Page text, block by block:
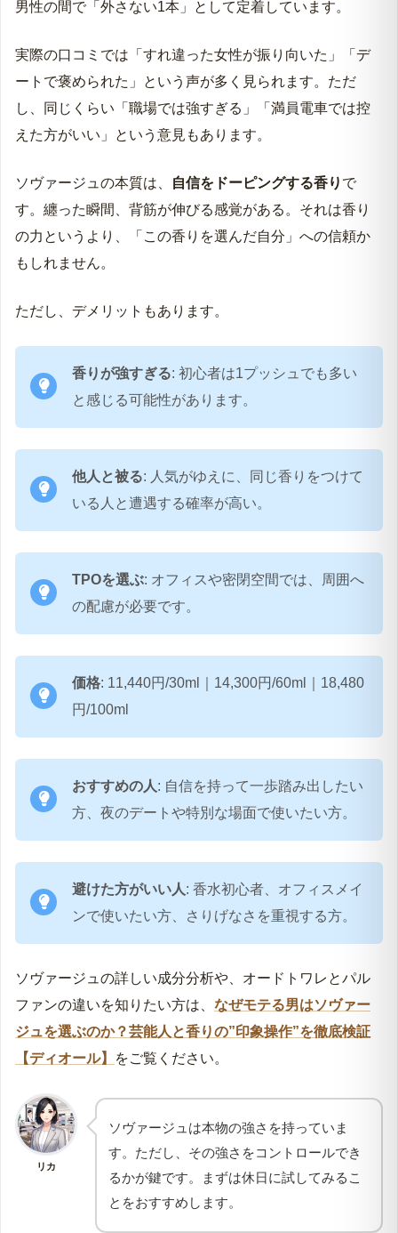
男性の間で「外さない1本」として定着しています。
実際の口コミでは「すれ違った女性が振り向いた」「デ
ートで褒められた」という声が多く見られます。ただ
し、同じくらい「職場では強すぎる」「満員電車では控
えた方がいい」という意見もあります。
ソヴァージュの本質は、 自信をドーピングする香り で
す。纏った瞬間、背筋が伸びる感覚がある。それは香り
の力というより、「この香りを選んだ自分」への信頼か
もしれません。
ただし、デメリットもあります。
香りが強すぎる: 初心者は1プッシュでも多い
と感じる可能性があります。
他人と被る: 人気がゆえに、同じ香りをつけて
いる人と遭遇する確率が高い。
TPOを選ぶ: オフィスや密閉空間では、周囲へ
の配慮が必要です。
価格: 11,440円/30ml｜14,300円/60ml｜18,480
円/100ml
おすすめの人: 自信を持って一歩踏み出したい
方、夜のデートや特別な場面で使いたい方。
避けた方がいい人: 香水初心者、オフィスメイ
ンで使いたい方、さりげなさを重視する方。
ソヴァージュの詳しい成分分析や、オードトワレとパル
ファンの違いを知りたい方は、 なぜモテる男はソヴァー
ジュを選ぶのか？芸能人と香りの”印象操作”を徹底検証
【ディオール】
をご覧ください。
リカ
ソヴァージュは本物の強さを持っていま
す。ただし、その強さをコントロールでき
るかが鍵です。まずは休日に試してみるこ
とをおすすめします。